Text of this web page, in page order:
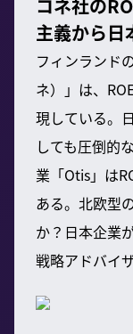
コネ社の
主義から日
フィンランド
ネ）」は、
現している。
しても圧倒的
業「Otis」は
ある。北欧型
か？日本企業
戦略アドバイ